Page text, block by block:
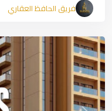
فريق الحافظ العقاريAjman,